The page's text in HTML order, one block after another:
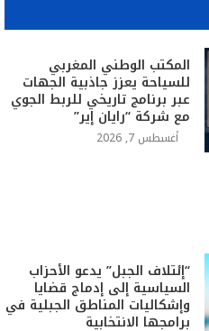
المكتب الوطني المغربي
للسياحة يعزز جاذبية الجهات
عبر برنامج تاريخي للربط الجوي
مع شركة “رايان إير”
أغسطس 7, 2026
“إئتلاف الجبل” يدعو الأحزاب
السياسية إلى إدماج قضايا
وإشكاليات المناطق الجبلية في
برامجها الانتخابية